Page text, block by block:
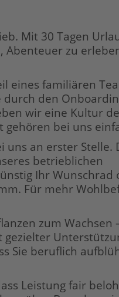
Mit 30 Tagen
zu
eines familiären
den
wir eine Kultur
bei uns
uns an erster Stelle.
betrieblichen
Ihr
Für mehr
zum Wachsen
Sie beruflich
Leistung fair